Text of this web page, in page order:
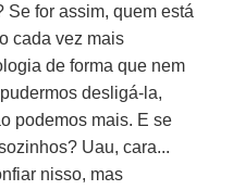
for assim, quem está
cada vez mais
de forma que nem
desligá-la,
podemos mais. E se
Uau, cara...
nisso, mas